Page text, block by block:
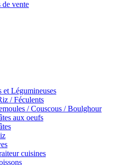
de vente
et Légumineuses
/ Féculents
/ Couscous / Boulghour
aux oeufs
cuisines